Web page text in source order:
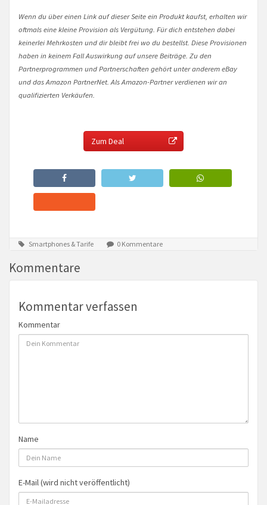
Wenn du über einen Link auf dieser Seite ein Produkt kaufst, erhalten wir
oftmals eine kleine Provision als Vergütung. Für dich entstehen dabei
keinerlei Mehrkosten und dir bleibt frei wo du bestellst. Diese Provisionen
haben in keinem Fall Auswirkung auf unsere Beiträge. Zu den
Partnerprogrammen und Partnerschaften gehört unter anderem eBay
und das Amazon PartnerNet. Als Amazon-Partner verdienen wir an
qualifizierten Verkäufen.
Zum Deal
Smartphones & Tarife 0 Kommentare
Kommentare
Kommentar verfassen
Kommentar
Name
E-Mail (wird nicht veröffentlicht)